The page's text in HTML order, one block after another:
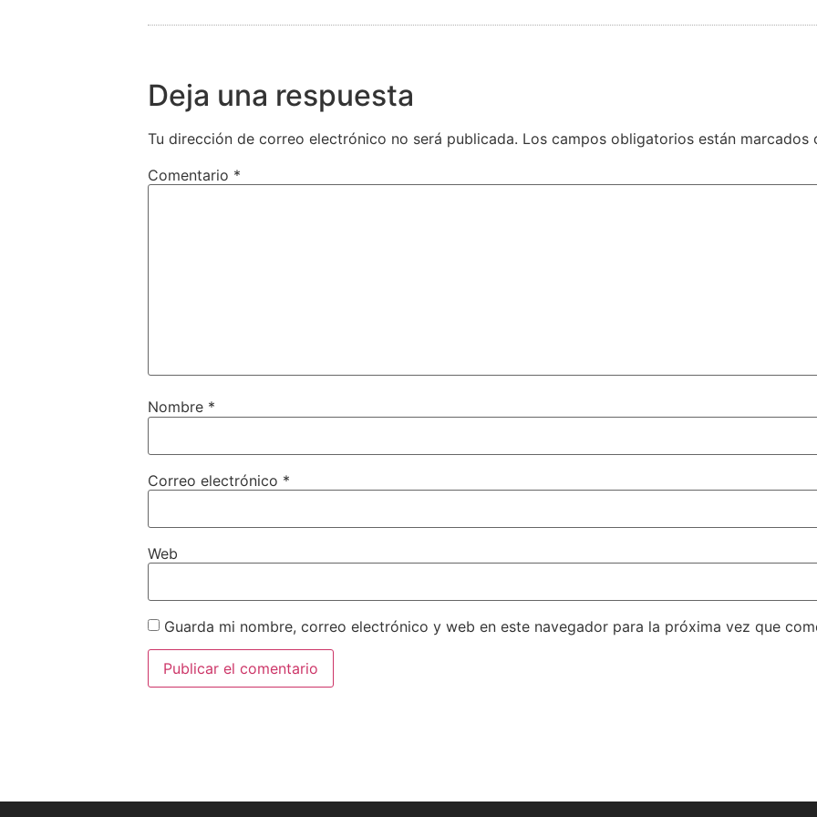
Deja una respuesta
Tu dirección de correo electrónico no será publicada. Los campos obligatorios están marcados
Comentario *
Nombre *
Correo electrónico *
Web
Guarda mi nombre, correo electrónico y web en este navegador para la próxima vez que